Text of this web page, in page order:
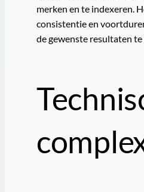
merken en te indexeren.
consistentie en
de gewenste resultaten te